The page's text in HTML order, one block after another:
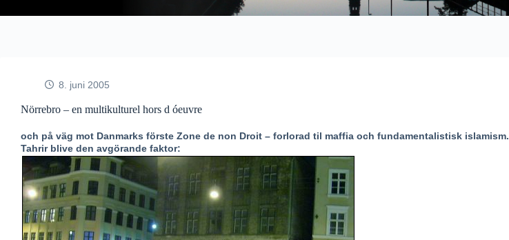
8. juni 2005
Nörrebro – en multikulturel hors d óeuvre
och på väg mot Danmarks förste Zone de non Droit – forlorad til maffia och fundamentalistisk islamism.
Tahrir blive den avgörande faktor: